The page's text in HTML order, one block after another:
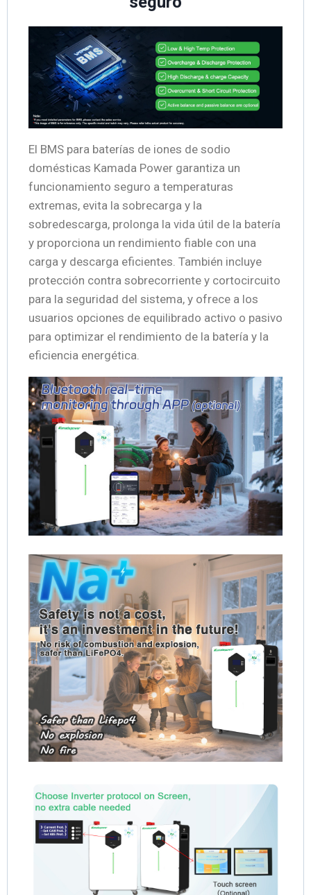
El BMS para baterías de iones de sodio
domésticas Kamada Power garantiza un
funcionamiento seguro a temperaturas
extremas, evita la sobrecarga y la
sobredescarga, prolonga la vida útil de la batería
y proporciona un rendimiento fiable con una
carga y descarga eficientes. También incluye
protección contra sobrecorriente y cortocircuito
para la seguridad del sistema, y ofrece a los
usuarios opciones de equilibrado activo o pasivo
para optimizar el rendimiento de la batería y la
eficiencia energética.